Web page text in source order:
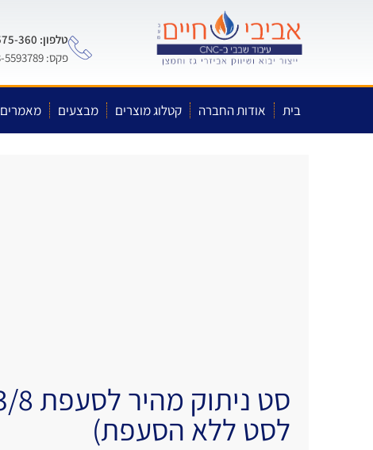
טלפון: 0722-575-360
פקס: 03-5593789
בית אודות החברה קטלוג מוצרים מבצעים מאמרים
לסט ללא הסעפת)